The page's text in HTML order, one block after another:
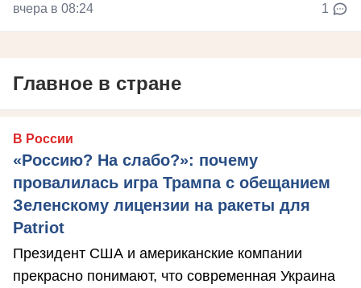
вчера в 08:24 1
Главное в стране
В России
«Россию? На слабо?»: почему
провалилась игра Трампа с обещанием
Зеленскому лицензии на ракеты для
Patriot
Президент США и американские компании
прекрасно понимают, что современная Украина